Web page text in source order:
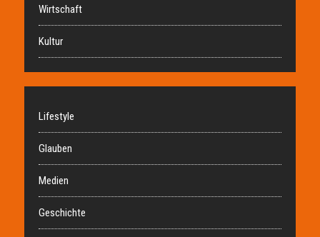
Wirtschaft
Kultur
Lifestyle
Glauben
Medien
Geschichte